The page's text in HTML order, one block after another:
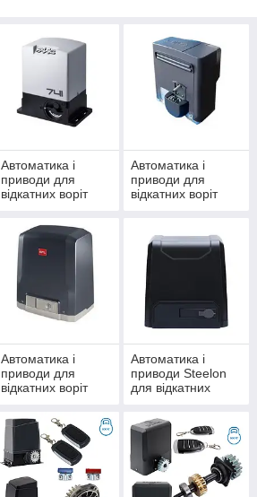
Італії,
Німеччини,
Китаю
Безпечна і
надміцна
автоматизація
Nice, Came,
Faac, BFT,
вигідною
вартості.
Гарантійне
сервісне
обслуговування!
У каталог
Nice, Faac
Приводи для відкатних
воріт Doorhan
Sliding-
Автоматика і
приводи для
відкатних воріт
Автоматика і
приводи для
відкатних воріт
Автоматика і
приводи для
відкатних воріт
Автоматика і
приводи Steelon
для відкатних